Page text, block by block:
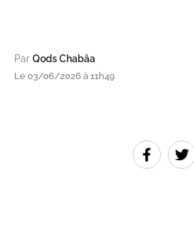
Par Qods Chabâa
Le 03/06/2026 à 11h49